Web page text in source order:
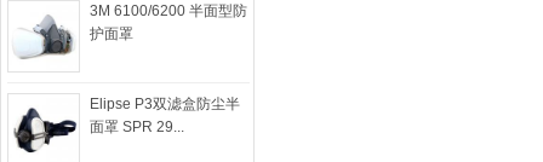
3M 6100/6200 半面型防
护面罩
Elipse P3双滤盒防尘半
面罩 SPR 29...